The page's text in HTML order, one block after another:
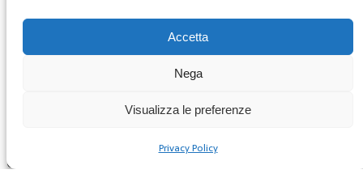
Accetta
Nega
Visualizza le preferenze
Privacy Policy
Copyright © 2025 | GestoriCarburanti